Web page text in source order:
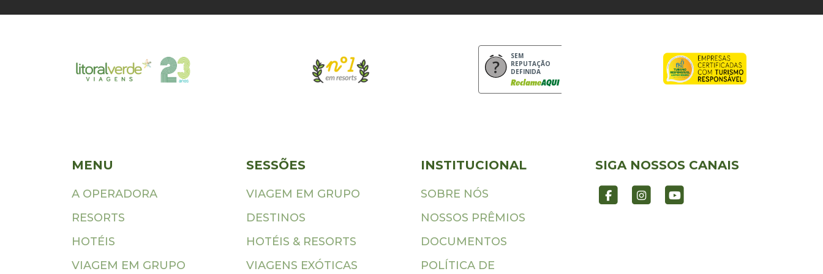
SEM
REPUTAÇÃO
DEFINIDA
MENU
A OPERADORA
RESORTS
HOTÉIS
VIAGEM EM GRUPO
SESSÕES
VIAGEM EM GRUPO
DESTINOS
HOTÉIS & RESORTS
VIAGENS EXÓTICAS
INSTITUCIONAL
SOBRE NÓS
NOSSOS PRÊMIOS
DOCUMENTOS
POLÍTICA DE
SIGA NOSSOS CANAIS